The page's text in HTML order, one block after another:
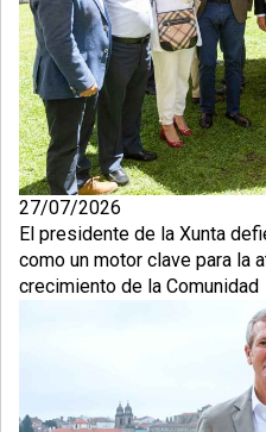
27/07/2026
El presidente de la Xunta
como un motor clave para la
crecimiento de la Comunidad